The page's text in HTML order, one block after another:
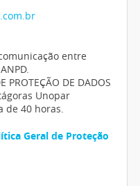
entre
PROTEÇÃO DE DADOS
Unopar
de 40 horas.
Geral de Proteção